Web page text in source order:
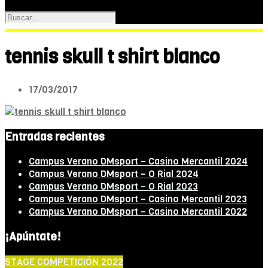
tennis skull t shirt blanco
17/03/2017
Entradas recientes
Campus Verano DMsport – Casino Mercantil 2024
Campus Verano DMsport – O Rial 2024
Campus Verano DMsport – O Rial 2023
Campus Verano DMsport – Casino Mercantil 2023
Campus Verano DMsport – Casino Mercantil 2022
¡Apúntate!
STAGE COMPETICIÓN 2022